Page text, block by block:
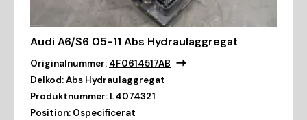
Audi A6/S6 05-11 Abs Hydraulaggregat
Originalnummer: 4F0614517AB
Delkod:Abs Hydraulaggregat
Produktnummer: L4074321
Position: Ospecificerat